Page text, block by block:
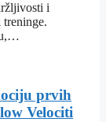
i
treninge.
prvih
Velociti